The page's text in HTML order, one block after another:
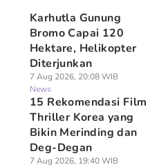
Karhutla Gunung
Bromo Capai 120
Hektare, Helikopter
Diterjunkan
7 Aug 2026, 20:08 WIB
News
15 Rekomendasi Film
Thriller Korea yang
Bikin Merinding dan
Deg-Degan
7 Aug 2026, 19:40 WIB